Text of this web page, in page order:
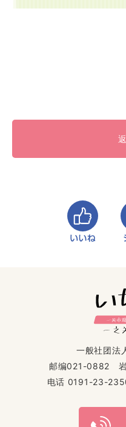
一般社团法
邮编021-0882 岩
电话 0191-23-